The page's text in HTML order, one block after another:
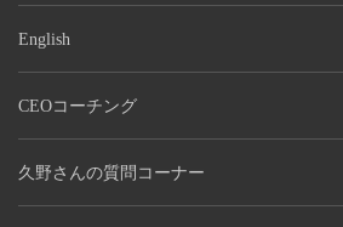
English
CEOコーチング
久野さんの質問コーナー